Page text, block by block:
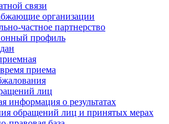
связи
организации
частное партнерство
профиль
приема
лиц
информация о результатах
обращений лиц и принятых мерах